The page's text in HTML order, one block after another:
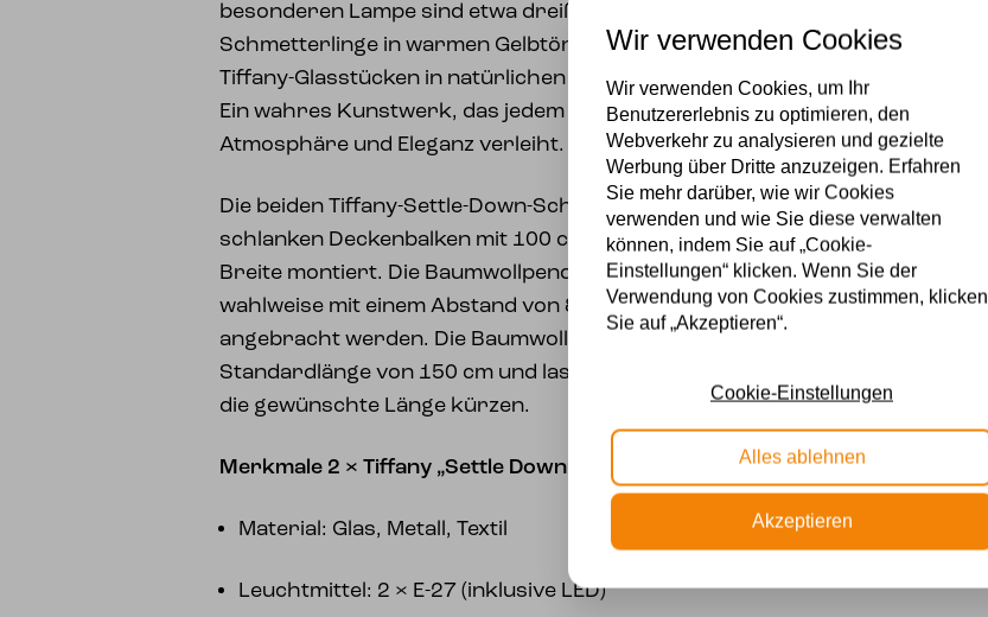
besonderen Lampe sind etwa dreißig kleine
Schmetterlinge in warmen Gelbtönen zwischen den
Tiffany-Glasstücken in natürlichen Farben zu sehen.
Ein wahres Kunstwerk, das jedem Interieur
Atmosphäre und Eleganz verleiht.
Die beiden Tiffany-Settle-Down-Schirme sind an einem
schlanken Deckenbalken mit 100 cm Länge und 8 cm
Breite montiert. Die Baumwollpendel können
wahlweise mit einem Abstand von 80 oder 90 cm
angebracht werden. Die Baumwollkabel haben eine
Standardlänge von 150 cm und lassen sich leicht auf
die gewünschte Länge kürzen.
Merkmale 2 × Tiffany „Settle Down“ an Deckenbalken:
Material: Glas, Metall, Textil
Leuchtmittel: 2 × E-27 (inklusive LED)
Wir verwenden Cookies
Wir verwenden Cookies, um Ihr
Benutzererlebnis zu optimieren, den
Webverkehr zu analysieren und gezielte
Werbung über Dritte anzuzeigen. Erfahren
Sie mehr darüber, wie wir Cookies
verwenden und wie Sie diese verwalten
können, indem Sie auf „Cookie-
Einstellungen“ klicken. Wenn Sie der
Verwendung von Cookies zustimmen, klicken
Sie auf „Akzeptieren“.
Cookie-Einstellungen
Alles ablehnen
Akzeptieren